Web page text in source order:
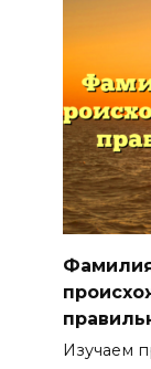
Изучаем